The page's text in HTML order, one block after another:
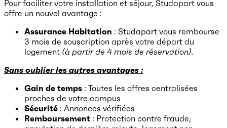
Pour faciliter votre installation et séjour, Studapart vous
offre un nouvel avantage :
Assurance Habitation : Studapart vous rembourse
3 mois de souscription après votre départ du
logement (à partir de 4 mois de réservation).
Sans oublier les autres avantages :
Gain de temps : Toutes les offres centralisées
proches de votre campus
​Sécurité : Annonces vérifiées
Remboursement : Protection contre fraude,